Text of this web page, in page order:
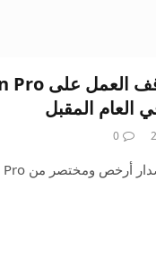
0